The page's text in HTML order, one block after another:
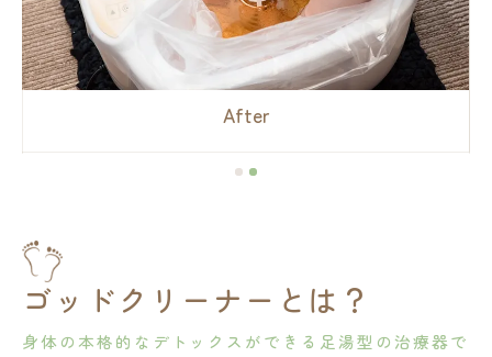
After
ゴッドクリーナーとは？
身体の本格的なデトックスができる足湯型の治療器で